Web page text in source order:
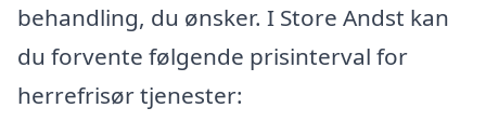
behandling, du ønsker. I Store Andst kan
du forvente følgende prisinterval for
herrefrisør tjenester: